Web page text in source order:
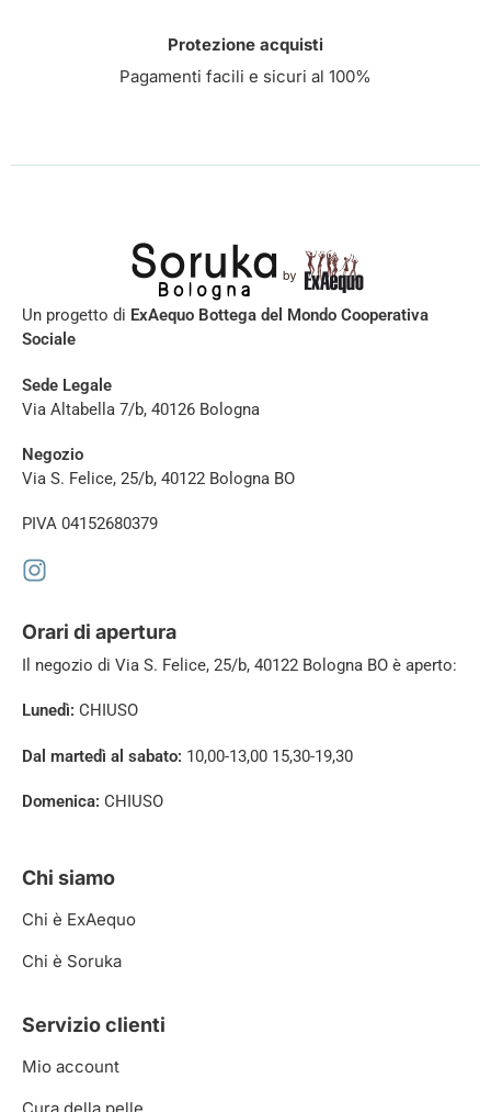
Protezione acquisti
Pagamenti facili e sicuri al 100%
Un progetto di ExAequo Bottega del Mondo Cooperativa
Sociale
Sede Legale
Via Altabella 7/b, 40126 Bologna
Negozio
Via S. Felice, 25/b, 40122 Bologna BO
PIVA 04152680379
Orari di apertura
Il negozio di Via S. Felice, 25/b, 40122 Bologna BO è aperto:
Lunedì: CHIUSO
Dal martedì al sabato: 10,00-13,00 15,30-19,30
Domenica: CHIUSO
Chi siamo
Chi è ExAequo
Chi è Soruka
Servizio clienti
Mio account
Cura della pelle